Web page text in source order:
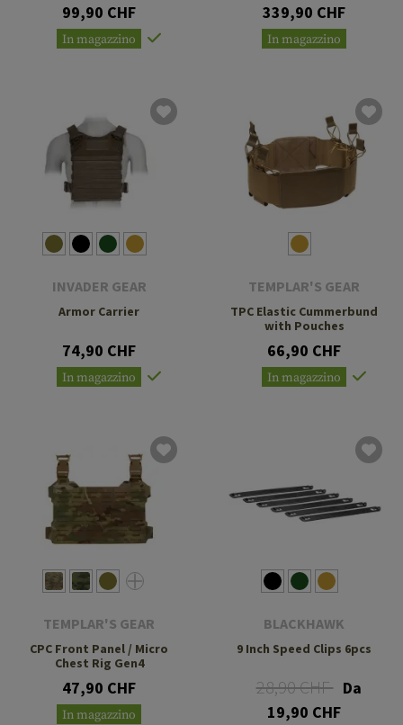
99,90 CHF
In magazzino
339,90 CHF
In magazzino
INVADER GEAR
Armor Carrier
74,90 CHF
In magazzino
TEMPLAR'S GEAR
TPC Elastic Cummerbund
with Pouches
66,90 CHF
In magazzino
TEMPLAR'S GEAR
CPC Front Panel / Micro
Chest Rig Gen4
47,90 CHF
In magazzino
BLACKHAWK
9 Inch Speed Clips 6pcs
28,90 CHF Da
19,90 CHF